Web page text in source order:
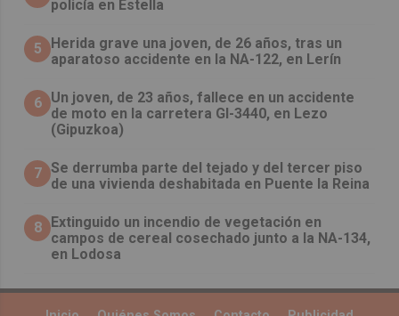
policía en Estella
5
Herida grave una joven, de 26 años, tras un
aparatoso accidente en la NA-122, en Lerín
6 Un joven, de 23 años, fallece en un accidente
de moto en la carretera GI-3440, en Lezo
(Gipuzkoa)
7 Se derrumba parte del tejado y del tercer piso
de una vivienda deshabitada en Puente la Reina
8
Extinguido un incendio de vegetación en
campos de cereal cosechado junto a la NA-134,
en Lodosa